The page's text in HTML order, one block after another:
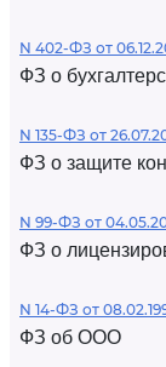
N 402-ФЗ от
ФЗ о
N 135-ФЗ от
ФЗ о защите
N 99-ФЗ от
ФЗ о
N 14-ФЗ от
ФЗ об ООО